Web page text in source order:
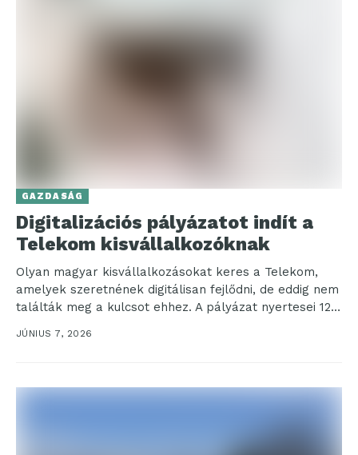
GAZDASÁG
Digitalizációs pályázatot indít a
Telekom kisvállalkozóknak
Olyan magyar kisvállalkozásokat keres a Telekom,
amelyek szeretnének digitálisan fejlődni, de eddig nem
találták meg a kulcsot ehhez. A pályázat nyertesei 12
hónapig...
JÚNIUS 7, 2026